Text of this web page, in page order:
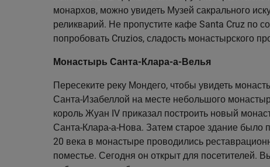
монархов, можно увидеть Музей сакрального
реликварий. Не пропустите кафе Santa Cruz по
попробовать Cruzios, сладость монастырского
Монастырь Санта-Клара-а-Велья
Пересеките реку Мондего, чтобы увидеть
Санта-Изабеллой на месте небольшого
король Жуан IV приказал построить новый
Санта-Клара-а-Нова. Затем старое здание
20 века в монастыре проводились
поместье. Сегодня он открыт для посетителей.